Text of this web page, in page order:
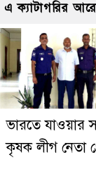
এ ক্যাটাগরির
ভারতে যাওয়ার
কৃষক লীগ নেতা